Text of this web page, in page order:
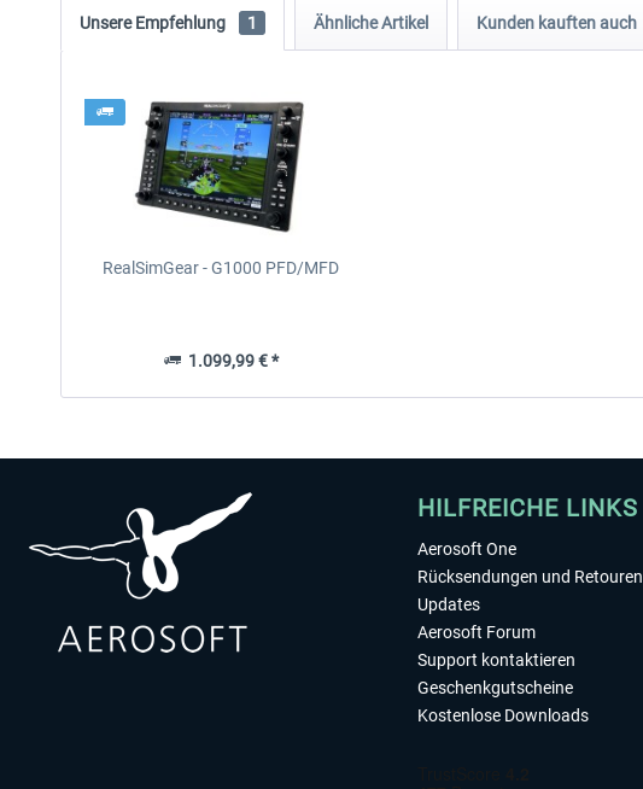
Unsere Empfehlung 1 Ähnliche Artikel Kunden kauften auch
RealSimGear - G1000 PFD/MFD
1.099,99 € *
HILFREICHE LINKS
Aerosoft One
Rücksendungen und Retouren
Updates
Aerosoft Forum
Support kontaktieren
Geschenkgutscheine
Kostenlose Downloads